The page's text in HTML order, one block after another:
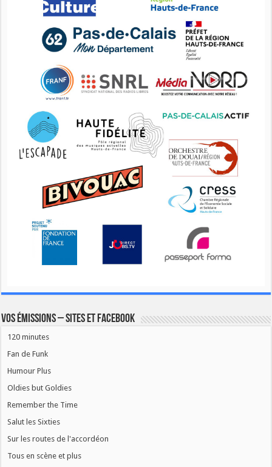
Vos émissions – Sites et Facebook
120 minutes
Fan de Funk
Humour Plus
Oldies but Goldies
Remember the Time
Salut les Sixties
Sur les routes de l'accordéon
Tous en scène et plus